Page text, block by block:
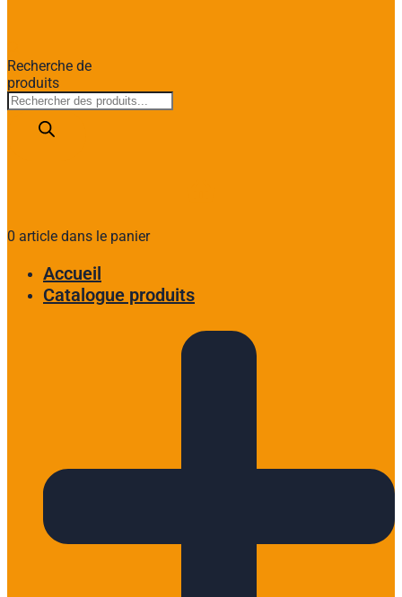
Recherche de
produits
0 article dans le panier
Accueil
Catalogue produits